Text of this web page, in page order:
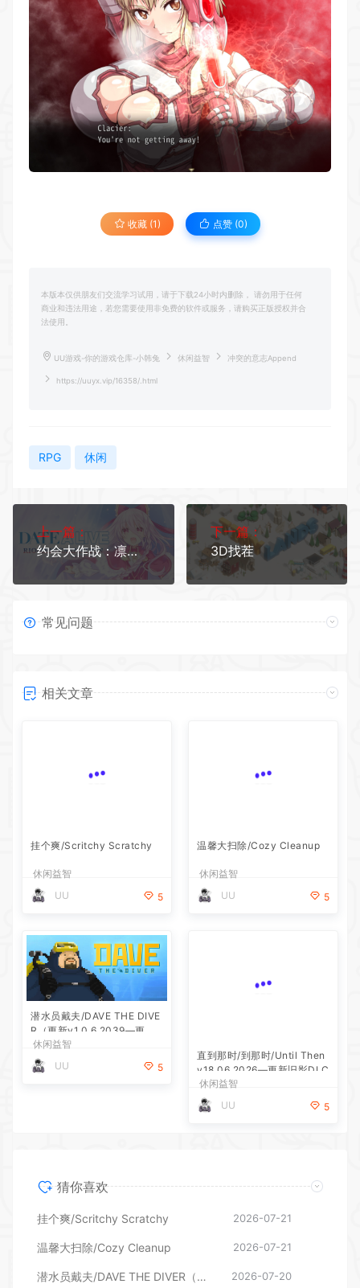
收藏 (1) 点赞 (0)
本版本仅供朋友们交流学习试用，请于下载24小时内删除， 请勿用于任何
商业和违法用途，若您需要使用非免费的软件或服务，请购买正版授权并合
法使用。
UU游戏-你的游戏仓库-小韩兔 休闲益智 冲突的意志Append
https://uuyx.vip/16358/.html
RPG 休闲
上一篇：
约会大作战：凛绪轮回HD/Date A Live: Rio Reincarnation HD
下一篇：
3D找茬
常见问题
相关文章
挂个爽/Scritchy Scratchy
休闲益智
UU
5
温馨大扫除/Cozy Cleanup
休闲益智
UU
5
潜水员戴夫/DAVE THE DIVE
R（更新v1.0.6.2039—更新D
LC）
休闲益智
UU
5
直到那时/到那时/Until Then
v18.06.2026—更新旧影DLC
休闲益智
UU
5
猜你喜欢
挂个爽/Scritchy Scratchy 2026-07-21
温馨大扫除/Cozy Cleanup 2026-07-21
潜水员戴夫/DAVE THE DIVER（更新v1.0.6.2039—更新DLC） 2026-07-20